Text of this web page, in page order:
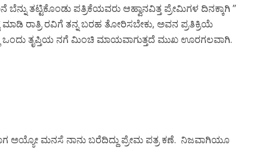
ಬೆನ್ನು ತಟ್ಟಿಕೊಂಡು ಪತ್ರಿಕೆಯವರು ಆಹ್ವಾನವಿತ್ತ ಪ್ರೇಮಿಗಳ ದಿನಕ್ಕಾಗಿ ”
ಮಾಡಿ ರಾತ್ರಿ ರವಿಗೆ ತನ್ನ ಬರಹ ತೋರಿಸಬೇಕು, ಅವನ ಪ್ರತಿಕ್ರಿಯೆ
ತೃಪ್ತಿಯ ನಗೆ ಮಿಂಚಿ ಮಾಯವಾಗುತ್ತದೆ ಮುಖ ಊರಗಲವಾಗಿ.
ಅಯ್ಯೋ ಮನಸೆ ನಾನು ಬರೆದಿದ್ದು ಪ್ರೇಮ ಪತ್ರ ಕಣೆ. ನಿಜವಾಗಿಯೂ